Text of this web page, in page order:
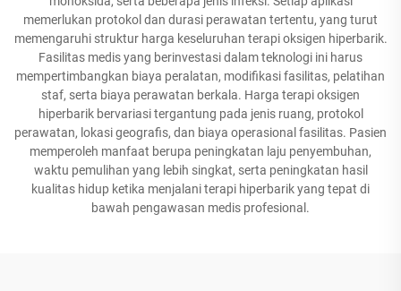
memerlukan protokol dan durasi perawatan tertentu, yang turut
memengaruhi struktur harga keseluruhan terapi oksigen hiperbarik.
Fasilitas medis yang berinvestasi dalam teknologi ini harus
mempertimbangkan biaya peralatan, modifikasi fasilitas, pelatihan
staf, serta biaya perawatan berkala. Harga terapi oksigen
hiperbarik bervariasi tergantung pada jenis ruang, protokol
perawatan, lokasi geografis, dan biaya operasional fasilitas. Pasien
memperoleh manfaat berupa peningkatan laju penyembuhan,
waktu pemulihan yang lebih singkat, serta peningkatan hasil
kualitas hidup ketika menjalani terapi hiperbarik yang tepat di
bawah pengawasan medis profesional.